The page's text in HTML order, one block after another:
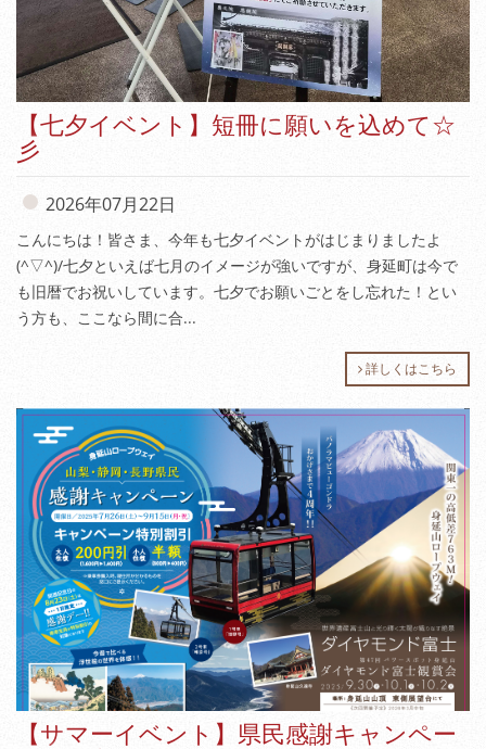
【七夕イベント】短冊に願いを込めて☆
彡
2026年07月22日
こんにちは！皆さま、今年も七夕イベントがはじまりましたよ
(^▽^)/七夕といえば七月のイメージが強いですが、身延町は今で
も旧暦でお祝いしています。七夕でお願いごとをし忘れた！とい
う方も、ここなら間に合...
詳しくはこちら
【サマーイベント】県民感謝キャンペー